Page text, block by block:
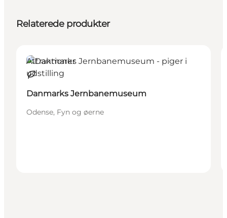
Relaterede produkter
Bæredygtige oplevelser
Attraktioner
Danmarks Jernbanemuseum
Odense, Fyn og øerne